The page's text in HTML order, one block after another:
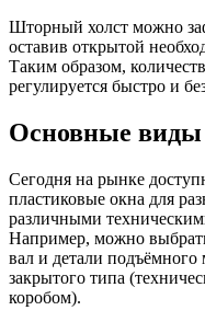
Шторный холст можно
оставив открытой
Таким образом,
регулируется быстро и
Основные
Сегодня на рынке
пластиковые окна для
различными
Например, можно
вал и детали
закрытого типа
коробом).